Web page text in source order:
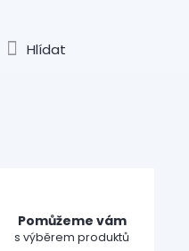
Hlídat
Pomůžeme vám
s výběrem produktů